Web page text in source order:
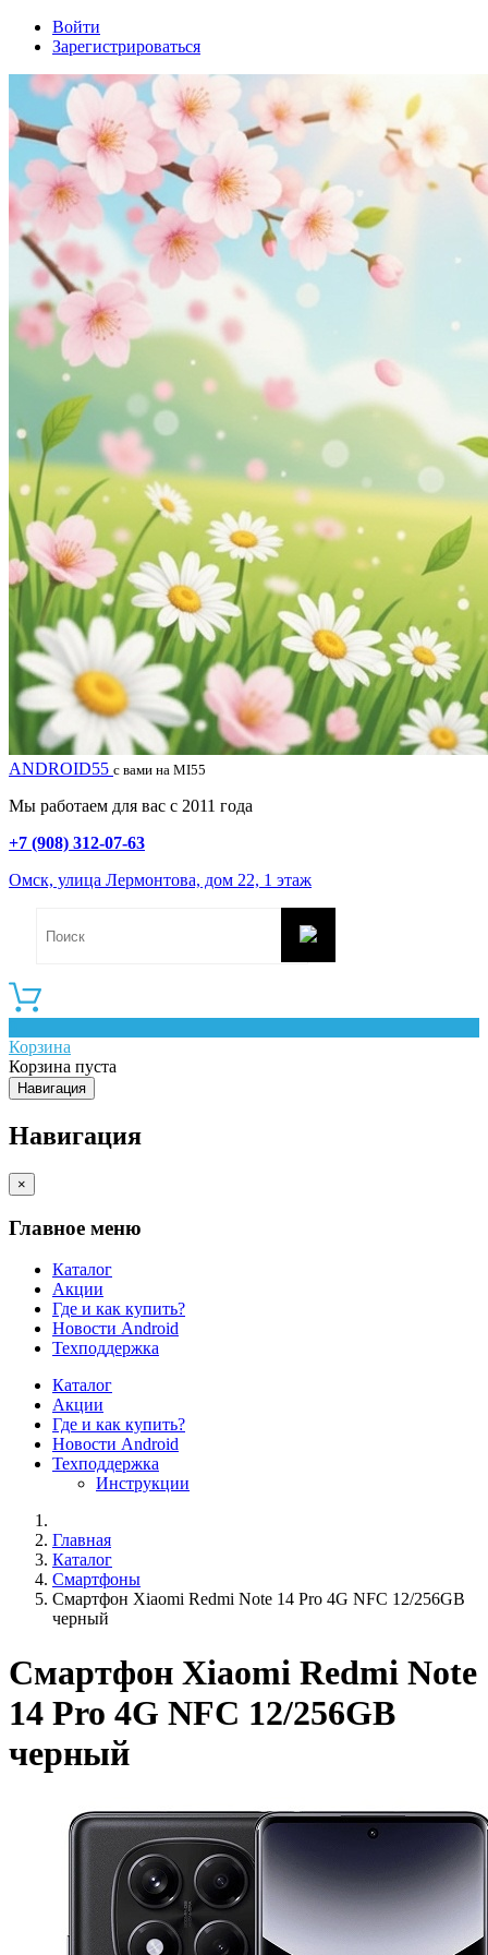
Войти
Зарегистрироваться
ANDROID55 с вами на MI55
Мы работаем для вас с 2011 года
+7 (908) 312-07-63
Омск, улица Лермонтова, дом 22, 1 этаж
Корзина
Корзина пуста
Навигация
Навигация
×
Главное меню
Каталог
Акции
Где и как купить?
Новости Android
Техподдержка
Каталог
Акции
Где и как купить?
Новости Android
Техподдержка
Инструкции
Главная
Каталог
Смартфоны
Смартфон Xiaomi Redmi Note 14 Pro 4G NFC 12/256GB
черный
Смартфон Xiaomi Redmi Note
14 Pro 4G NFC 12/256GB
черный